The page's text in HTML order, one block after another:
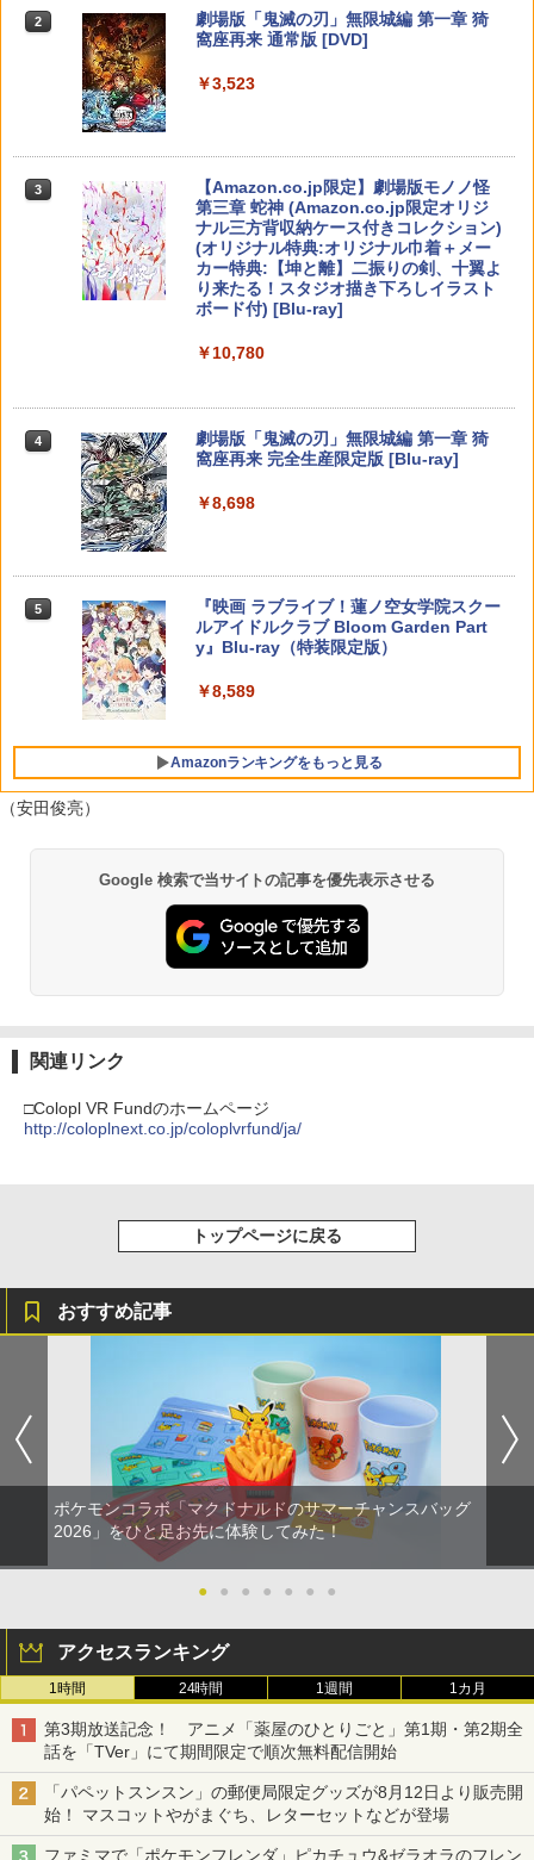
￥7,623
Nintendo Switch 2 Edition
￥7,680
任天堂 【Switch2】ゼルダの伝説 ブレス
オブ ザ ワイルド Nintendo Switch 2 Ed
ition [NXS-P-AAAAH NSW2 ゼルダノデ
ンセツ ブレス オブ ザ ワイルド]
￥7,710
鬼武者 Way of the Sword 【Switch2】
POT-P-ABNMA
￥6,526
【特典】MARVEL Tōkon: Fighting So
uls(【早期購入封入特典】ロビーのアイ
【特典】トゥームレイダー：レガシー・
典】コスチューム「ララ・クロフト・サ
￥7,012
ルム シート 液晶保護 ガラス スチーム ス
チームデック OLED スチームデック LC
3
Nintendo Switch2 専用 スリムハードポ
ーチ 収納ケース ハードケース ポーチ 収
納バッグ 耐衝撃 スイッチ2 キャリングケ
ース 軽量 ◇ALW-PU-001
￥1,680
ションパス（ダウンロード版）※3,200
ポイントまでご利用可
￥4,400
ロゲーム互換機 )（ コントローラーアダ
プターセット ）CY-RF-RW HDMI出力 ど
こでもセーブ 互換機種 FC SFC SNES G
B GBC GBA MD GEN PCE TG-16 PCE
SG
￥25,300
￥320
プリート 初回限定版 PS3版「ファイ
ナルファンタジーXIII」体験版・スリー
ブケース付 / アニメ
￥540
【中古】うどんの国の金色毛鞠 第一巻/
Blu−ray Disc/VPXY-71489
【送料無料】劇場版「鬼滅の刃」無限城
編 第一章 猗窩座再来(通常版)【Blu-ra
￥4,400
2 スプラトゥーン レイダース -Switch2
3 Nintendo Switch 2(日本語・国内専用)
￥55,491
ニンテンドープリペイド番号 9000円|オ
ンラインコード版
￥9,000
ニンテンドープリペイド番号 5000円|オ
ンラインコード版
2
Beast of Reincarnation -PS5 【特典】
プロダクトコード 封入
￥7,286
3
【純正品】ディスクドライブ(CFI-ZDD1
J) PlayStation 5
￥11,849
トローラー ミッドナイト ブラック(CFI-
【純正品】DualSense ワイヤレスコン
￥10,737
ラー (ロボット ホワイト)
3
【純正品】Xbox ワイヤレス コントロー
￥8,020
【純正品】Xbox 充電式バッテリー + US
B-C ケーブル
￥2,618
【国内正規品】Thrustmaster スラスト
S5、PS5 Pro、Xbox One、Xbox Serie
￥14,141
2
劇場版「鬼滅の刃」無限城編 第一章 猗
窩座再来 通常版 [DVD]
￥3,523
3
【Amazon.co.jp限定】劇場版モノノ怪
第三章 蛇神 (Amazon.co.jp限定オリジ
ナル三方背収納ケース付きコレクション)
(オリジナル特典:オリジナル巾着＋メー
カー特典:【坤と離】二振りの剣、十翼よ
り来たる！スタジオ描き下ろしイラスト
ボード付) [Blu-ray]
￥10,780
4
劇場版「鬼滅の刃」無限城編 第一章 猗
窩座再来 完全生産限定版 [Blu-ray]
￥8,698
5
『映画 ラブライブ！蓮ノ空女学院スクー
ルアイドルクラブ Bloom Garden Part
y』Blu-ray（特装限定版）
￥8,589
Amazonランキングをもっと見る
（安田俊亮）
Google 検索で当サイトの記事を優先表示させる
関連リンク
□Colopl VR Fundのホームページ
http://coloplnext.co.jp/coloplvrfund/ja/
トップページに戻る
おすすめ記事
ポケモンコラボ「マクドナルドのサマーチャンスバッグ
2026」をひと足お先に体験してみた！
● ● ● ● ● ● ●
アクセスランキング
1時間 24時間 1週間 1カ月
第3期放送記念！ アニメ「薬屋のひとりごと」第1期・第2期全
話を「TVer」にて期間限定で順次無料配信開始
「パペットスンスン」の郵便局限定グッズが8月12日より販売開
始！ マスコットやがまぐち、レターセットなどが登場
ファミマで「ポケモンフレンダ」ピカチュウ&ゼラオラのフレン